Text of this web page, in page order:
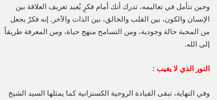
وحين تتأمل في تعاليمه، تدرك أنك أمام فكرٍ يُعيد تعريف العلاقة بين
الإنسان والكون، بين القلب والخالق، بين الذات والآخر. إنه فكرٌ يجعل
من المحبة حالة وجودية، ومن التسامح منهج حياة، ومن المعرفة طريقاً
إلى الله.
النور الذي لا يغيب :
وفي النهاية، تبقى القيادة الروحية الكسنزانية كما يمثلها السيد الشيخ